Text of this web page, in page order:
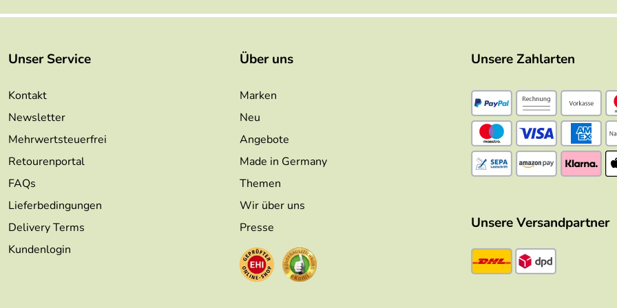
Unser Service
Kontakt
Newsletter
Mehrwertsteuerfrei
Retourenportal
FAQs
Lieferbedingungen
Delivery Terms
Kundenlogin
Über uns
Marken
Neu
Angebote
Made in Germany
Themen
Wir über uns
Presse
Unsere Zahlarten
Unsere Versandpartner